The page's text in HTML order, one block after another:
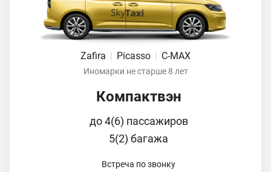
Zafira | Picasso | C-MAX
Иномарки не старше 8 лет
Компактвэн
до 4(6) пассажиров
5(2) багажа
Встреча по звонку